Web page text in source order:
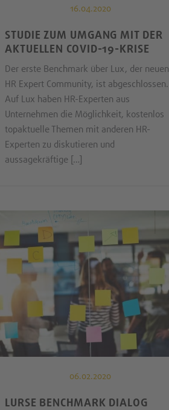
16.04.2020
STUDIE ZUM UMGANG MIT DER
AKTUELLEN COVID-19-KRISE
Der erste Benchmark über Lux, der neuen
HR Expert Community, ist abgeschlossen.
Auf Lux haben HR-Experten aus
Unternehmen die Möglichkeit, kostenlos
topaktuelle Themen mit anderen HR-
Experten zu diskutieren und
aussagekräftige […]
06.02.2020
LURSE BENCHMARK DIALOG